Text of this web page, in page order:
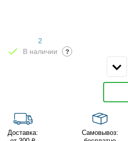
2
В наличии
?
Доставка:
Самовывоз: